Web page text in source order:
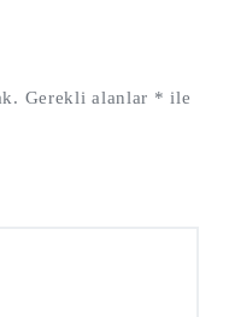
Gerekli alanlar * ile